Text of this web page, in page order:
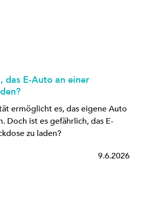
das E-Auto an einer
ermöglicht es, das eigene Auto
Doch ist es gefährlich, das E-
zu laden?
9.6.2026